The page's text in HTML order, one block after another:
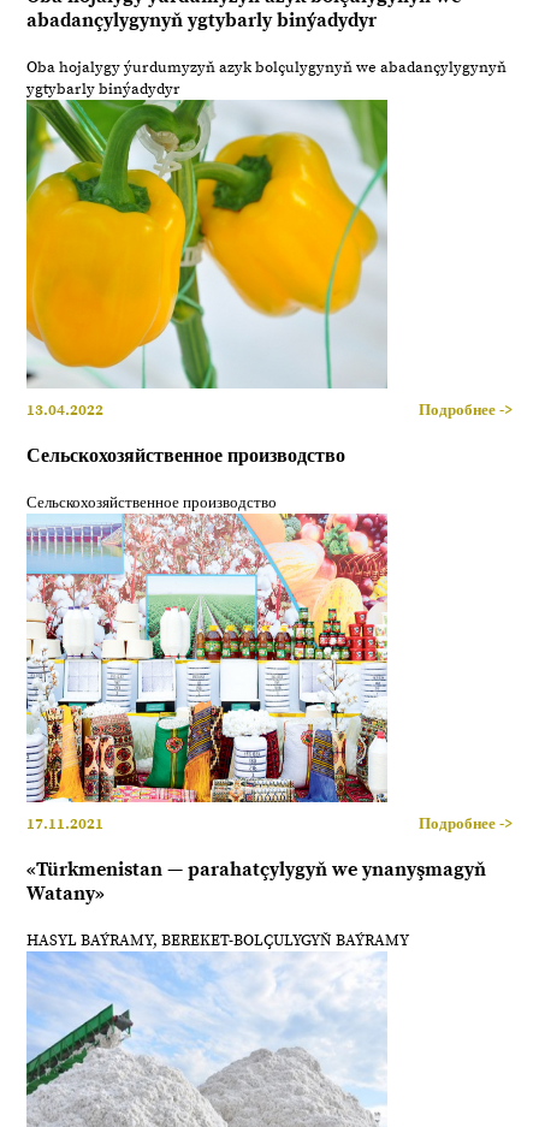
abadançylygynyň ygtybarly binýadydyr
Oba hojalygy ýurdumyzyň azyk bolçulygynyň we abadançylygynyň
ygtybarly binýadydyr
13.04.2022 Подробнее ->
Сельскохозяйственное производство
Сельскохозяйственное производство
17.11.2021 Подробнее ->
«Türkmenistan — parahatçylygyň we ynanyşmagyň
Watany»
HASYL BAÝRAMY, BEREKET-BOLÇULYGYŇ BAÝRAMY